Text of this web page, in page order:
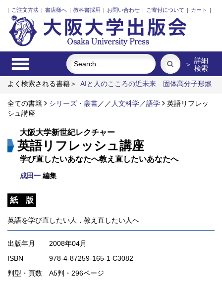
| ご注文方法 | 書店様へ | 教科書採用 | お問い合わせ | ご寄付について | カート |
＞ 詳細
検索
よく検索される書籍＞
AIと人のこころの近未来
固体高分子形燃
インドネシア上演芸術の世界
イラン立憲革命前夜の翻案文学
マラーティー語＝日本語辞典
全ての書籍 シリーズ・叢書／ ／ 人文科学／語学
英語リフレッ
シュ講座
大阪大学新世紀レクチャー
英語リフレッシュ講座
学び直したいあなたへ教え直したいあなたへ
成田一 編集
紙 版
英語を学び直したい人，教え直したい人へ
出版年月
2008年04月
ISBN
978-4-87259-165-1 C3082
判型・頁数 A5判・296ページ